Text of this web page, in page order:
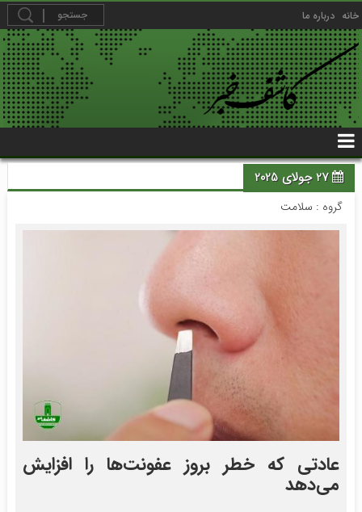
خانه درباره ما
27 جولای 2025
گروه : سلامت
عادتی که خطر بروز عفونت‌ها را افزایش
می‌دهد